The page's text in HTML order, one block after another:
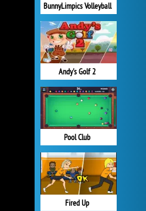
BunnyLimpics Volleyball
Andy's Golf 2
Pool Club
Fired Up